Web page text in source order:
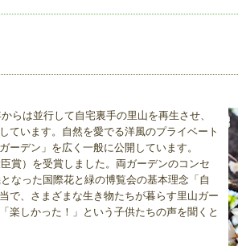
らは並行して自宅裏手の里山を再生させ、
ています。自然を愛でる洋風のプライベート
デン」を広く一般に公開しています。
賞）を受賞しました。両ガーデンのコンセ
なった国際花と緑の博覧会の基本理念「自
で、さまざまな生き物たちが暮らす里山ガー
楽しかった！」という子供たちの声を聞くと